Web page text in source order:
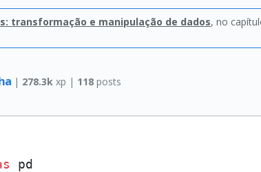
transformação e manipulação de dados, no
| 278.3k xp | 118 posts
pd